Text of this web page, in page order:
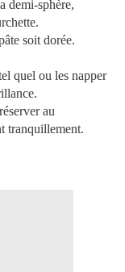
demi-sphère,
soit dorée.
quel ou les napper
au
tranquillement.